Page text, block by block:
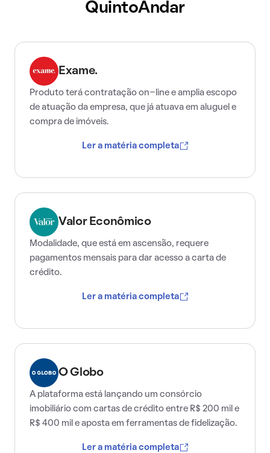
QuintoAndar
Exame.
Produto terá contratação on-line e amplia escopo
de atuação da empresa, que já atuava em aluguel e
compra de imóveis.
Ler a matéria completa
Valor Econômico
Modalidade, que está em ascensão, requere
pagamentos mensais para dar acesso a carta de
crédito.
Ler a matéria completa
O Globo
A plataforma está lançando um consórcio
imobiliário com cartas de crédito entre R$ 200 mil e
R$ 400 mil e aposta em ferramentas de fidelização.
Ler a matéria completa